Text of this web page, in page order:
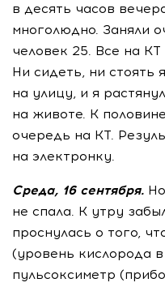
в десять часов
многолюдно. Заняли
человек 25. Все на
Ни сидеть, ни
на улицу, и я
на животе. К
очередь на КТ.
на электронку.
Среда, 16 сентября.
не спала. К утру
проснулась о того,
(уровень кислорода
пульсоксиметр